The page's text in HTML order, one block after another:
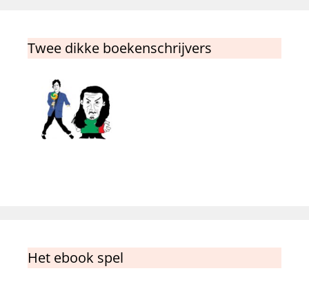
Twee dikke boekenschrijvers
Het ebook spel